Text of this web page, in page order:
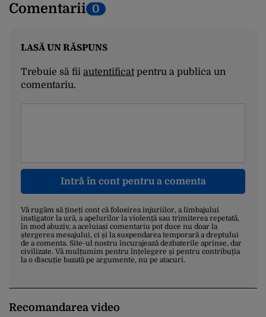
Comentarii 0
LASĂ UN RĂSPUNS
Trebuie să fii autentificatpentru a publica un
comentariu.
Intră în cont pentru a comenta
Vă rugăm să țineți cont că folosirea injuriilor, a limbajului
instigator la ură, a apelurilor la violență sau trimiterea repetată,
în mod abuziv, a aceluiași comentariu pot duce nu doar la
ștergerea mesajului, ci și la suspendarea temporară a dreptului
de a comenta. Site-ul nostru încurajează dezbaterile aprinse, dar
civilizate. Vă mulțumim pentru înțelegere și pentru contribuția
la o discuție bazată pe argumente, nu pe atacuri.
Recomandarea video